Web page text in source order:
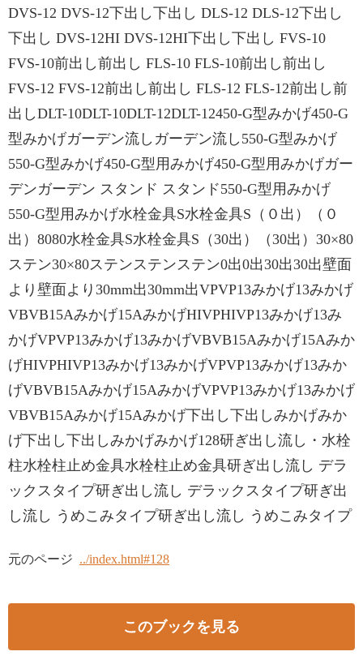
DVS-12 DVS-12下出し下出し DLS-12 DLS-12下出し
下出し DVS-12HI DVS-12HI下出し下出し FVS-10
FVS-10前出し前出し FLS-10 FLS-10前出し前出し
FVS-12 FVS-12前出し前出し FLS-12 FLS-12前出し前
出しDLT-10DLT-10DLT-12DLT-12450-G型みかげ450-G
型みかげガーデン流しガーデン流し550-G型みかげ
550-G型みかげ450-G型用みかげ450-G型用みかげガー
デンガーデン スタンド スタンド550-G型用みかげ
550-G型用みかげ水栓金具S水栓金具S（０出）（０
出）8080水栓金具S水栓金具S（30出）（30出）30×80
ステン30×80ステンステンステン0出0出30出30出壁面
より壁面より30mm出30mm出VPVP13みかげ13みかげ
VBVB15Aみかげ15AみかげHIVPHIVP13みかげ13み
かげVPVP13みかげ13みかげVBVB15Aみかげ15Aみか
げHIVPHIVP13みかげ13みかげVPVP13みかげ13みか
げVBVB15Aみかげ15AみかげVPVP13みかげ13みかげ
VBVB15Aみかげ15Aみかげ下出し下出しみかげみか
げ下出し下出しみかげみかげ128研ぎ出し流し・水栓
柱水栓柱止め金具水栓柱止め金具研ぎ出し流し デラ
ックスタイプ研ぎ出し流し デラックスタイプ研ぎ出
し流し うめこみタイプ研ぎ出し流し うめこみタイプ
元のページ ../index.html#128
このブックを見る